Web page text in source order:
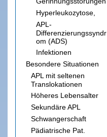
Hyperleukozytose,
APL-
Differenzierungssyndr
om (ADS)
Infektionen
Besondere Situationen
APL mit seltenen
Translokationen
Höheres Lebensalter
Sekundäre APL
Schwangerschaft
Pädiatrische Pat.